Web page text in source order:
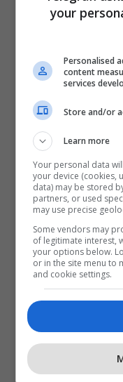
your
Personalised
content
services
Store and/or
Learn more
Your personal data
your device (cookies,
data) may be stored
partners, or used
may use precise
Some vendors may
of legitimate interest,
your options below.
or in the site menu to
and cookie settings.